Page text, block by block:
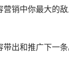
营销中你最大的
带出和推广下一